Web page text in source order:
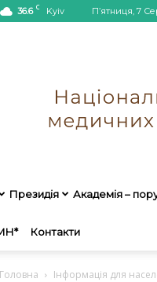
36.6 C Kyiv П’ятниця, 7
Президія Академія –
Контакти
Головна Інформація для